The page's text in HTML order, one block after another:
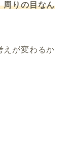
周りの目なん
えが変わるか